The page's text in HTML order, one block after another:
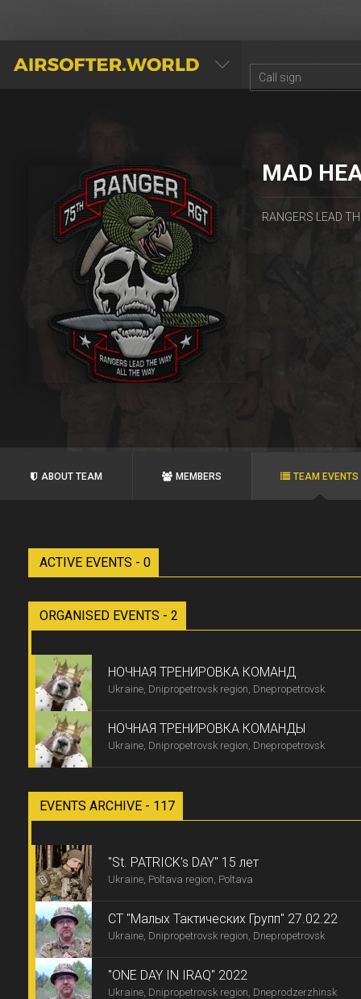
AIRSOFTER.WORLD
MAD
RANGERS LEAD
ABOUT TEAM MEMBERS TEAM EVENTS
ACTIVE EVENTS - 0
ORGANISED EVENTS - 2
НОЧНАЯ ТРЕНИРОВКА КОМАНД
Ukraine, Dnipropetrovsk region, Dnepropetrovsk
НОЧНАЯ ТРЕНИРОВКА КОМАНДЫ
Ukraine, Dnipropetrovsk region, Dnepropetrovsk
EVENTS ARCHIVE - 117
"St. PATRICK's DAY" 15 лет
Ukraine, Poltava region, Poltava
СТ "Малых Тактических Групп" 27.02.22
Ukraine, Dnipropetrovsk region, Dnepropetrovsk
"ONE DAY IN IRAQ" 2022
Ukraine, Dnipropetrovsk region, Dneprodzerzhinsk